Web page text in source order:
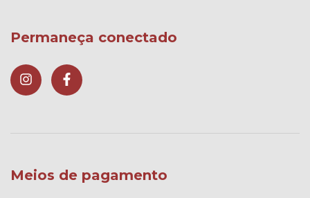
Permaneça conectado
Meios de pagamento